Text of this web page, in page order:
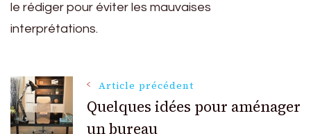
le rédiger pour éviter les mauvaises
interprétations.
Navigation
Article précédent
Quelques idées pour aménager
un bureau